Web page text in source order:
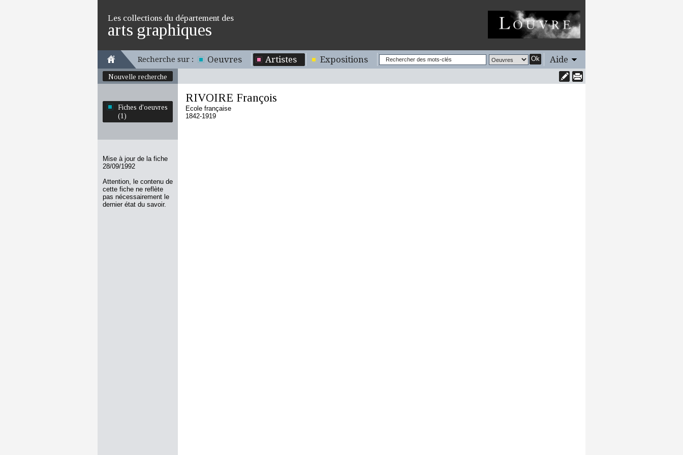
Les collections du département des
arts graphiques
Recherche sur : Oeuvres Artistes Expositions Ok Aide
Nouvelle recherche
Fiches d'oeuvres
(1)
Mise à jour de la fiche
28/09/1992
Attention, le contenu de
cette fiche ne reflète
pas nécessairement le
dernier état du savoir.
RIVOIRE François
Ecole française
1842-1919